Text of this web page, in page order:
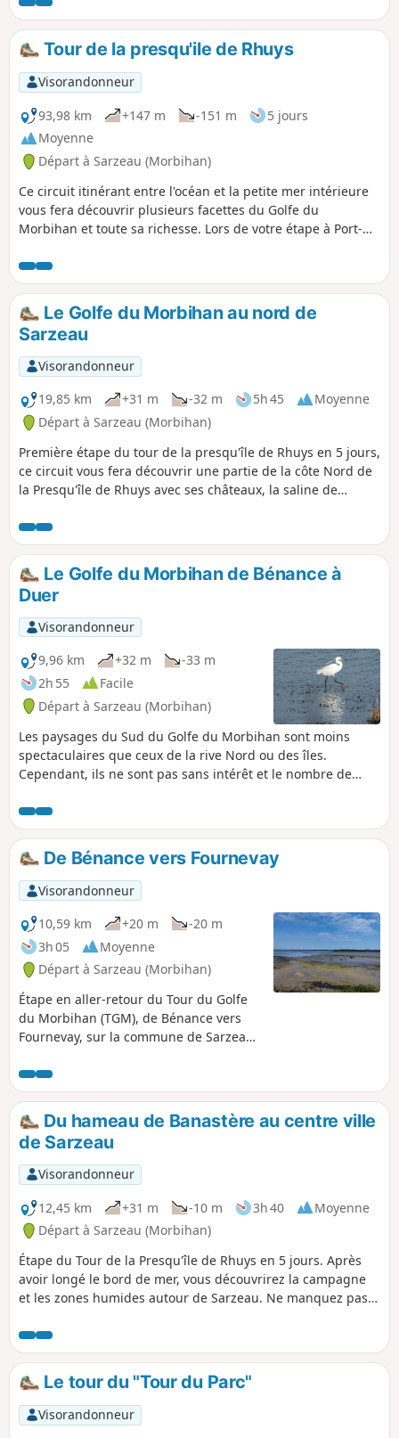
Tour de la presqu'ile de Rhuys
Visorandonneur
93,98 km
+147 m -151 m
5 jours
Moyenne
Départ à Sarzeau (Morbihan)
Ce circuit itinérant entre l'océan et la petite mer intérieure
vous fera découvrir plusieurs facettes du Golfe du
Morbihan et toute sa richesse. Lors de votre étape à Port-
passer une journée sur l'Île d'Ars. Le réseau de bus de la
communauté de Vannes vous permet également de faire
quelques étapes de ce circuit à la journée en prenant le bus
pour l'aller ou le retour.
Le Golfe du Morbihan au nord de
Sarzeau
Visorandonneur
19,85 km
+31 m -32 m 5h 45
Moyenne
Départ à Sarzeau (Morbihan)
Première étape du tour de la presqu'île de Rhuys en 5 jours,
ce circuit vous fera découvrir une partie de la côte Nord de
la Presqu'île de Rhuys avec ses châteaux, la saline de
traverserez ses petits hameaux restés authentiques.
Le Golfe du Morbihan de Bénance à
Duer
Visorandonneur
9,96 km
+32 m
-33 m
2h 55
Facile
Départ à Sarzeau (Morbihan)
Les paysages du Sud du Golfe du Morbihan sont moins
spectaculaires que ceux de la rive Nord ou des îles.
Cependant, ils ne sont pas sans intérêt et le nombre de
montre bien cet attrait.
De Bénance vers Fournevay
Visorandonneur
10,59 km
+20 m
-20 m
3h 05
Moyenne
Départ à Sarzeau (Morbihan)
Étape en aller-retour du Tour du Golfe
du Morbihan (TGM), de Bénance vers
Fournevay, sur la commune de Sarzeau.
Bailleron, Tascon, Iluric, Ilur et Arz en
second plan. Le littoral est
majoritairement vaseux sur le parcours,
particulièrement dans les fonds d'anse.
En hiver et printemps, nombreux
oiseaux à observer ! De novembre à
avril, après les pluies, de nombreuses
parties du sentier sont très boueuses.
Du hameau de Banastère au centre ville
de Sarzeau
Visorandonneur
12,45 km
+31 m -10 m 3h 40
Moyenne
Départ à Sarzeau (Morbihan)
Étape du Tour de la Presqu'île de Rhuys en 5 jours. Après
avoir longé le bord de mer, vous découvrirez la campagne
et les zones humides autour de Sarzeau. Ne manquez pas
des ducs de Bretagne, qui est situé dans un espace naturel
riche en biodiversité. Ce château est un site incontournable
du Morbihan.
Le tour du "Tour du Parc"
Visorandonneur